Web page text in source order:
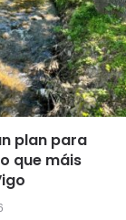
plan para
que máis